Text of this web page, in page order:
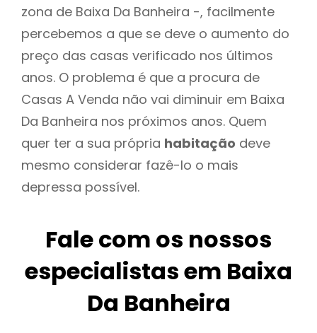
zona de Baixa Da Banheira -, facilmente
percebemos a que se deve o aumento do
preço das casas verificado nos últimos
anos. O problema é que a procura de
Casas A Venda não vai diminuir em Baixa
Da Banheira nos próximos anos. Quem
quer ter a sua própria habitação deve
mesmo considerar fazê-lo o mais
depressa possível.
Fale com os nossos
especialistas em Baixa
Da Banheira